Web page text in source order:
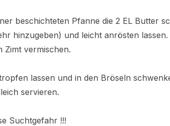
beschichteten Pfanne die 2 EL Butter
hinzugeben) und leicht anrösten
Zimt vermischen.
lassen und in den Bröseln
servieren.
Suchtgefahr !!!